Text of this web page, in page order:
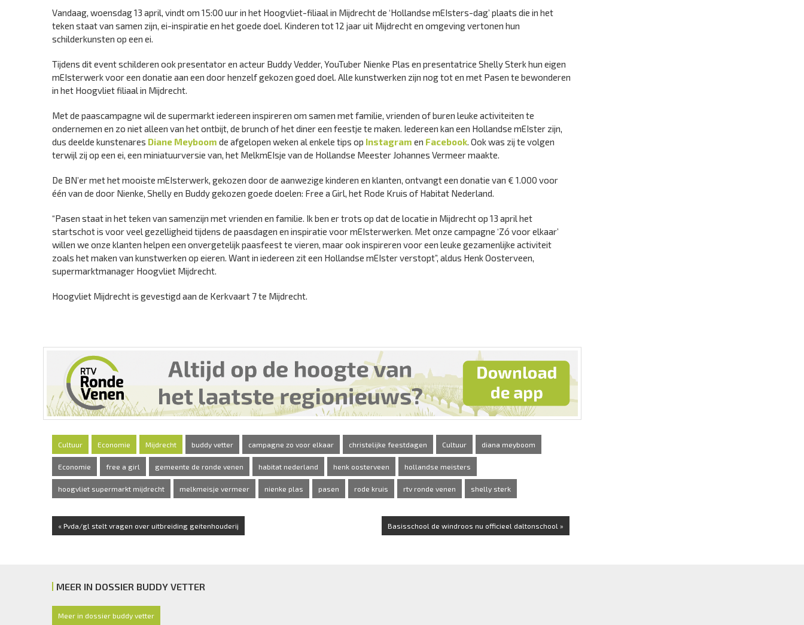
Vandaag, woensdag 13 april, vindt om 15:00 uur in het Hoogvliet-filiaal in Mijdrecht de ‘Hollandse mEIsters-dag’ plaats die in het
teken staat van samen zijn, ei-inspiratie en het goede doel. Kinderen tot 12 jaar uit Mijdrecht en omgeving vertonen hun
schilderkunsten op een ei.
Tijdens dit event schilderen ook presentator en acteur Buddy Vedder, YouTuber Nienke Plas en presentatrice Shelly Sterk hun eigen
mEIsterwerk voor een donatie aan een door henzelf gekozen goed doel. Alle kunstwerken zijn nog tot en met Pasen te bewonderen
in het Hoogvliet filiaal in Mijdrecht.
Met de paascampagne wil de supermarkt iedereen inspireren om samen met familie, vrienden of buren leuke activiteiten te
ondernemen en zo niet alleen van het ontbijt, de brunch of het diner een feestje te maken. Iedereen kan een Hollandse mEIster zijn,
dus deelde kunstenares Diane Meyboom de afgelopen weken al enkele tips op Instagram en Facebook. Ook was zij te volgen
terwijl zij op een ei, een miniatuurversie van, het MelkmEIsje van de Hollandse Meester Johannes Vermeer maakte.
De BN’er met het mooiste mEIsterwerk, gekozen door de aanwezige kinderen en klanten, ontvangt een donatie van € 1.000 voor
één van de door Nienke, Shelly en Buddy gekozen goede doelen: Free a Girl, het Rode Kruis of Habitat Nederland.
“Pasen staat in het teken van samenzijn met vrienden en familie. Ik ben er trots op dat de locatie in Mijdrecht op 13 april het
startschot is voor veel gezelligheid tijdens de paasdagen en inspiratie voor mEIsterwerken. Met onze campagne ‘Zó voor elkaar’
willen we onze klanten helpen een onvergetelijk paasfeest te vieren, maar ook inspireren voor een leuke gezamenlijke activiteit
zoals het maken van kunstwerken op eieren. Want in iedereen zit een Hollandse mEIster verstopt”, aldus Henk Oosterveen,
supermarktmanager Hoogvliet Mijdrecht.
Hoogvliet Mijdrecht is gevestigd aan de Kerkvaart 7 te Mijdrecht.
Cultuur Economie Mijdrecht buddy vetter campagne zo voor elkaar christelijke feestdagen Cultuur diana meyboom
Economie free a girl gemeente de ronde venen habitat nederland henk oosterveen hollandse meisters
hoogvliet supermarkt mijdrecht melkmeisje vermeer nienke plas pasen rode kruis rtv ronde venen shelly sterk
« Pvda/gl stelt vragen over uitbreiding geitenhouderij Basisschool de windroos nu officieel daltonschool »
MEER IN DOSSIER BUDDY VETTER
Meer in dossier buddy vetter